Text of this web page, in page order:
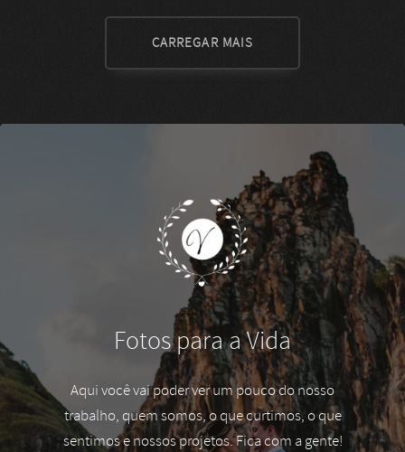
CARREGAR MAIS
Fotos para a Vida
Aqui você vai poder ver um pouco do nosso
trabalho, quem somos, o que curtimos, o que
sentimos e nossos projetos. Fica com a gente!